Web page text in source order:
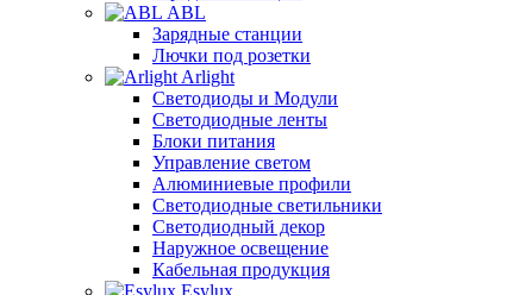
ABL
Зарядные станции
Лючки под розетки
Arlight
Светодиоды и Модули
Светодиодные ленты
Блоки питания
Управление светом
Алюминиевые профили
Светодиодные светильники
Светодиодный декор
Наружное освещение
Кабельная продукция
Esylux